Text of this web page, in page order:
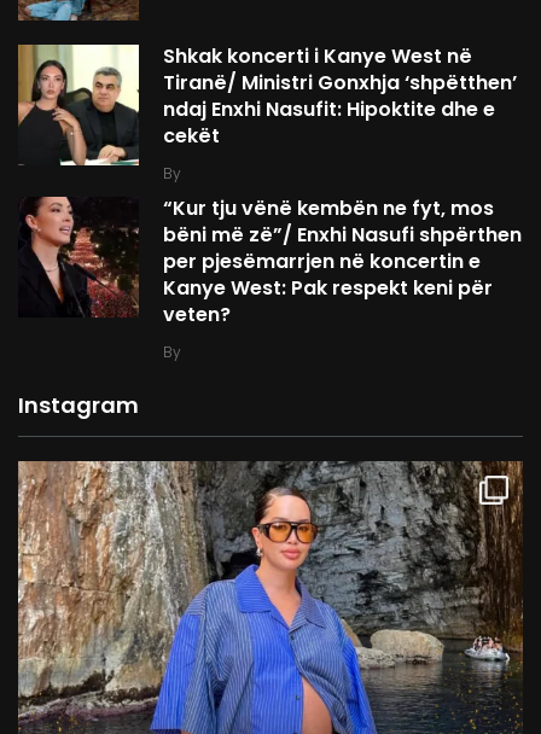
Shkak koncerti i Kanye West në
Tiranë/ Ministri Gonxhja ‘shpëtthen’
ndaj Enxhi Nasufit: Hipoktite dhe e
cekët
By
“Kur tju vënë kembën ne fyt, mos
bëni më zë”/ Enxhi Nasufi shpërthen
per pjesëmarrjen në koncertin e
Kanye West: Pak respekt keni për
veten?
By
Instagram